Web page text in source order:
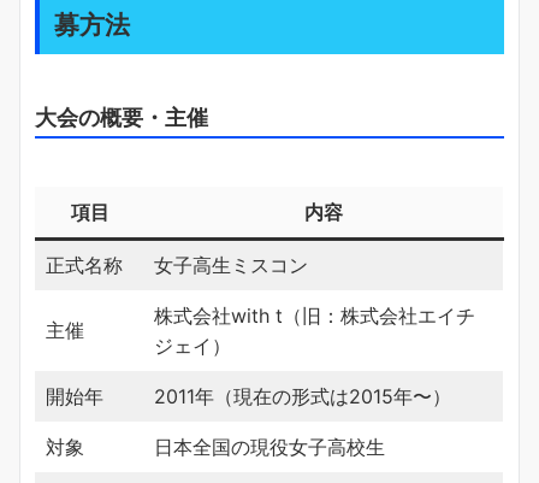
募方法
大会の概要・主催
項目 内容
正式名称 女子高生ミスコン
主催
株式会社with t（旧：株式会社エイチ
ジェイ）
開始年 2011年（現在の形式は2015年〜）
対象 日本全国の現役女子高校生